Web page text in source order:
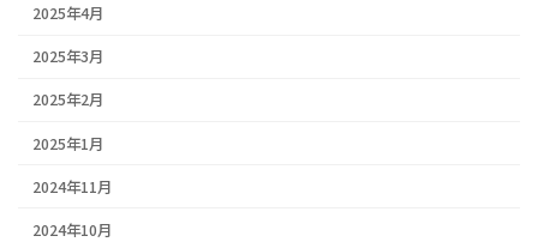
2025年4月
2025年3月
2025年2月
2025年1月
2024年11月
2024年10月